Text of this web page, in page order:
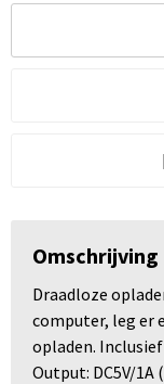
Omschrijving
Draadloze
computer, leg er
opladen.
Output: DC5V/1A